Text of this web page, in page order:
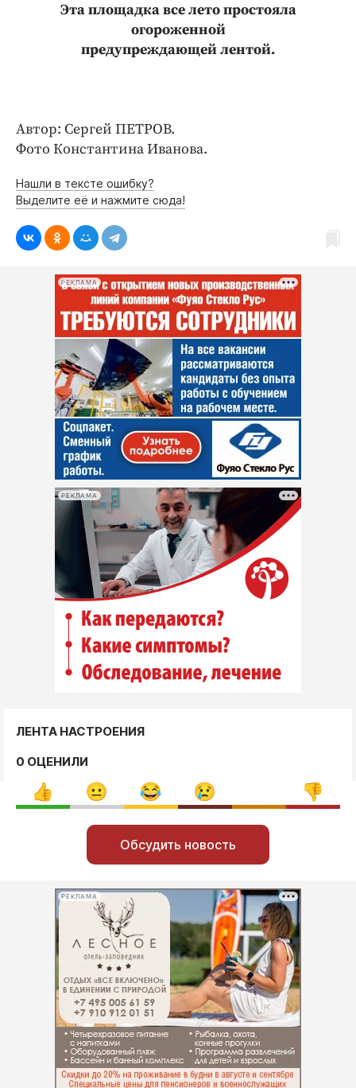
Интересное чтиво
Клиника года
Эта площадка все лето простояла
огороженной
предупреждающей лентой.
Автор: Сергей ПЕТРОВ.
Фото Константина Иванова.
Нашли в тексте ошибку?
Выделите её и нажмите сюда!
РЕКЛАМА
РЕКЛАМА
ЛЕНТА НАСТРОЕНИЯ
0 ОЦЕНИЛИ
Обсудить новость
РЕКЛАМА